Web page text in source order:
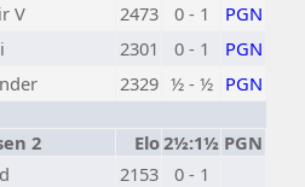
V 2473 0 - 1
PGN
2301 0 - 1
PGN
2329 ½ - ½ PGN
2 Elo2½:1½ PGN
2153
0 - 1